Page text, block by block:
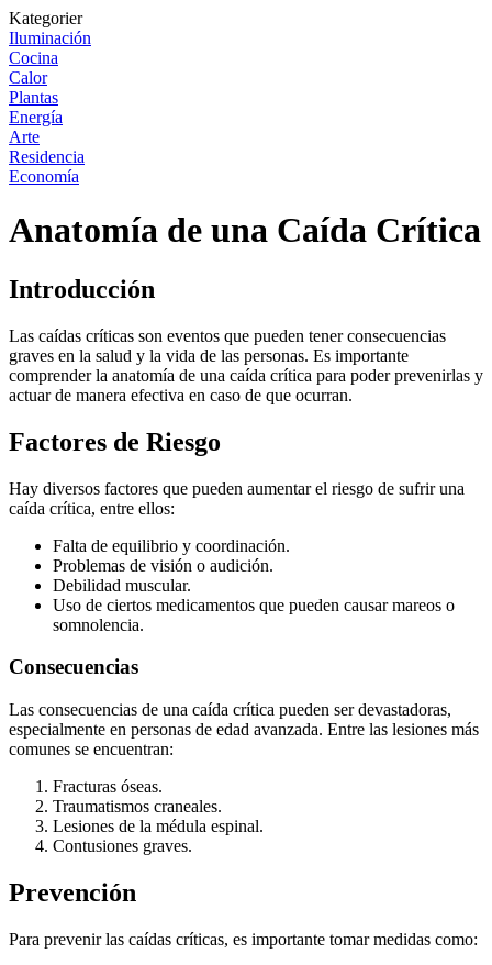
Kategorier
Iluminación
Cocina
Calor
Plantas
Energía
Arte
Residencia
Economía
Anatomía de una Caída Crítica
Introducción
Las caídas críticas son eventos que pueden tener consecuencias
graves en la salud y la vida de las personas. Es importante
comprender la anatomía de una caída crítica para poder prevenirlas y
actuar de manera efectiva en caso de que ocurran.
Factores de Riesgo
Hay diversos factores que pueden aumentar el riesgo de sufrir una
caída crítica, entre ellos:
Falta de equilibrio y coordinación.
Problemas de visión o audición.
Debilidad muscular.
Uso de ciertos medicamentos que pueden causar mareos o
somnolencia.
Consecuencias
Las consecuencias de una caída crítica pueden ser devastadoras,
especialmente en personas de edad avanzada. Entre las lesiones más
comunes se encuentran:
Fracturas óseas.
Traumatismos craneales.
Lesiones de la médula espinal.
Contusiones graves.
Prevención
Para prevenir las caídas críticas, es importante tomar medidas como: